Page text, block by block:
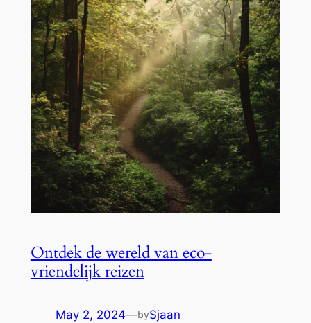
Ontdek de wereld van eco-
vriendelijk reizen
May 2, 2024—bySjaan